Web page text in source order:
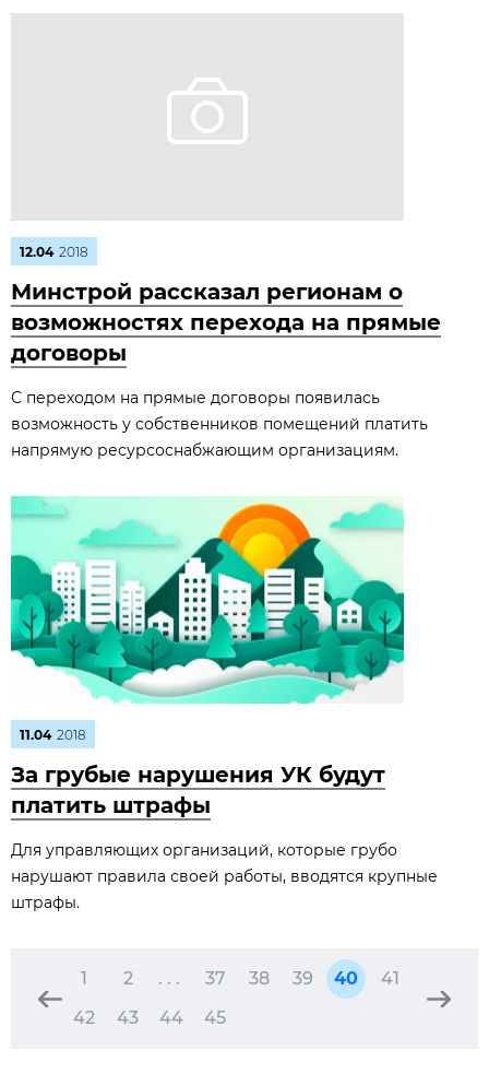
12.04 2018
Минстрой рассказал регионам о
возможностях перехода на прямые
договоры
С переходом на прямые договоры появилась
возможность у собственников помещений платить
напрямую ресурсоснабжающим организациям.
11.04 2018
За грубые нарушения УК будут
платить штрафы
Для управляющих организаций, которые грубо
нарушают правила своей работы, вводятся крупные
штрафы.
1 2 . . . 37 38 39 40
41
42
43 44 45